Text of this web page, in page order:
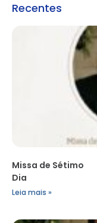
Recentes
Missa de Sétimo
Dia
Leia mais »